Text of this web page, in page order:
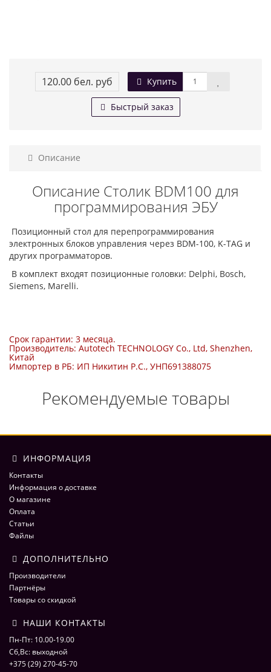
120.00 бел. руб Купить
Быстрый заказ
Описание
Описание Столик BDM100 для
программирования ЭБУ
Позиционный стол для перепрограммирования
электронных блоков управления через BDM-100, K-TAG и
других программаторов.
В комплект входят позиционные головки: Delphi, Bosch,
Siemens, Marelli.
Срок гарантии: 3 месяца.
Производитель: Autotech TECHNOLOGY Co., Ltd, Shenzhen,
Китай
Импортер в РБ: ИП Никитин Р.С., УНП691388075
Рекомендуемые товары
ИНФОРМАЦИЯ
Контакты
Информация о доставке
О магазине
Оплата
Статьи
Файлы
ДОПОЛНИТЕЛЬНО
Производители
Партнёры
Товары со скидкой
НАШИ КОНТАКТЫ
Пн-Пт: 10.00-19.00
Сб,Вс: выходной
+375 (29) 270-45-70